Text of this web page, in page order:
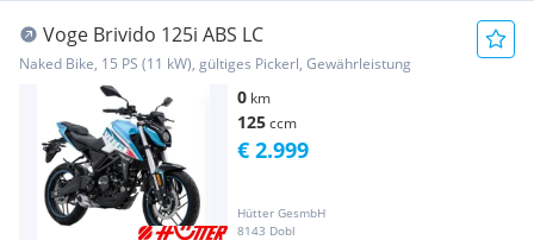
Voge Brivido 125i ABS LC
Naked Bike, 15 PS (11 kW), gültiges Pickerl, Gewährleistung
0 km
125ccm
Hütter GesmbH
8143 Dobl
€ 2.999